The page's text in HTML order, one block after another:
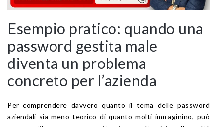
Esempio pratico: quando una
password gestita male
diventa un problema
concreto per l’azienda
Per comprendere davvero quanto il tema delle password
aziendali sia meno teorico di quanto molti immaginino, può